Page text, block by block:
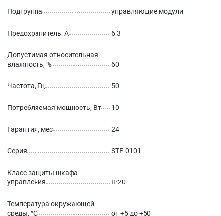
Подгруппа управляющие модули
Предохранитель, А 6,3
Допустимая относительная
влажность, %
60
Частота, Гц 50
Потребляемая мощность, Вт 10
Гарантия, мес 24
Серия STE-0101
Класс защиты шкафа
управления
IP20
Температура окружающей
среды, °С
от +5 до +50